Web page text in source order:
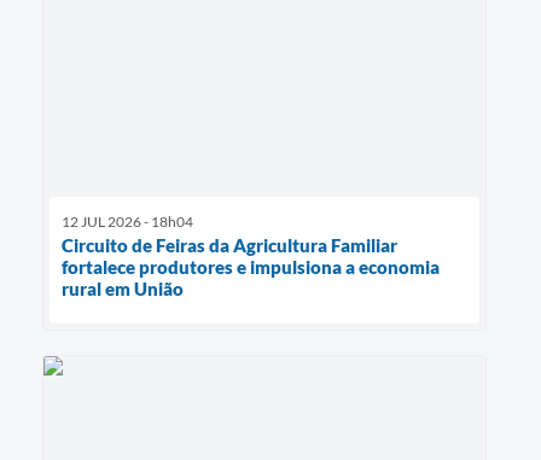
12 JUL 2026 - 18h04
Circuito de Feiras da Agricultura Familiar
fortalece produtores e impulsiona a economia
rural em União